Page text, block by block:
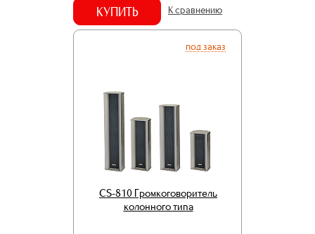
КУПИТЬ К сравнению
под заказ
CS-810 Громкоговоритель
колонного типа